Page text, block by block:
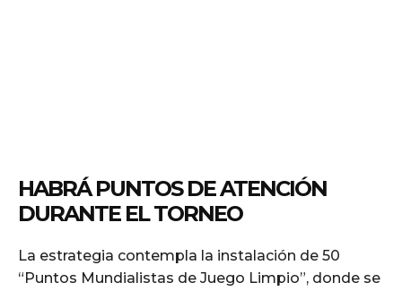
HABRÁ PUNTOS DE ATENCIÓN
DURANTE EL TORNEO
La estrategia contempla la instalación de 50
“Puntos Mundialistas de Juego Limpio”, donde se